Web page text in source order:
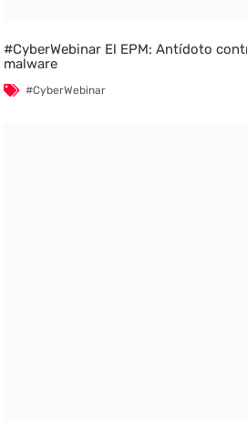
#CyberWebinar El EPM: Antídoto
malware
#CyberWebinar